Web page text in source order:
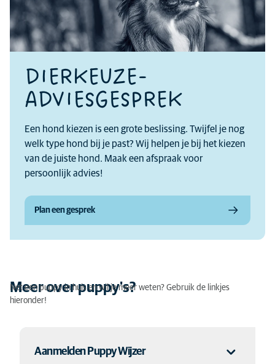
DIERKEUZE-
ADVIESGESPREK
Een hond kiezen is een grote beslissing. Twijfel je nog
welk type hond bij je past? Wij helpen je bij het kiezen
van de juiste hond. Maak een afspraak voor
persoonlijk advies!
Plan een gesprek
Meer over puppy's?
Net een puppy in huis en wil je meer weten? Gebruik de linkjes
hieronder!
Aanmelden Puppy Wijzer